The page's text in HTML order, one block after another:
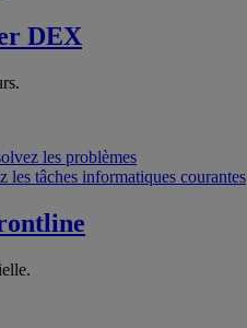
DEX
les problèmes
les tâches informatiques courantes